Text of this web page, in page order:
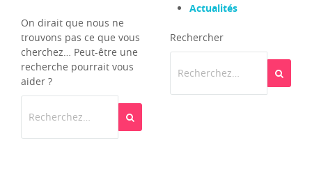
On dirait que nous ne
trouvons pas ce que vous
cherchez… Peut-être une
recherche pourrait vous
aider ?
Rechercher
Actualités
Rechercher